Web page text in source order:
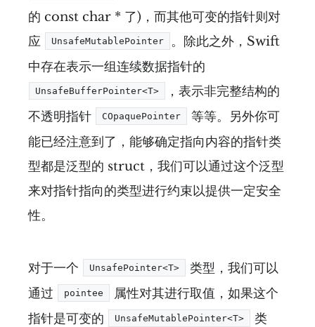
的 const char * 了)，而其他可变的指针则对
应
UnsafeMutablePointer
。除此之外，Swift
中存在表示一组连续数据指针的
UnsafeBufferPointer<T>
，表示非完整结构的
不透明指针
COpaquePointer
等等。另外你可
能已经注意到了，能够确定指向内容的指针类
型都是泛型的 struct，我们可以通过这个泛型
来对指针指向的类型进行约束以提供一定安全
性。
对于一个 UnsafePointer<T>
类型，我们可以
通过
pointee
属性对其进行取值，如果这个
指针是可变的
UnsafeMutablePointer<T>
类